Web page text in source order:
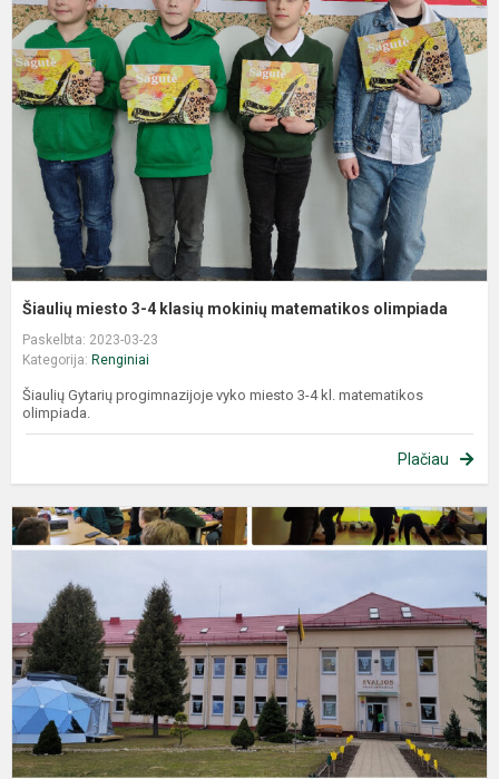
Šiaulių miesto 3-4 klasių mokinių matematikos olimpiada
Paskelbta: 2023-03-23
Kategorija: Renginiai
Šiaulių Gytarių progimnazijoje vyko miesto 3-4 kl. matematikos
olimpiada.
Plačiau